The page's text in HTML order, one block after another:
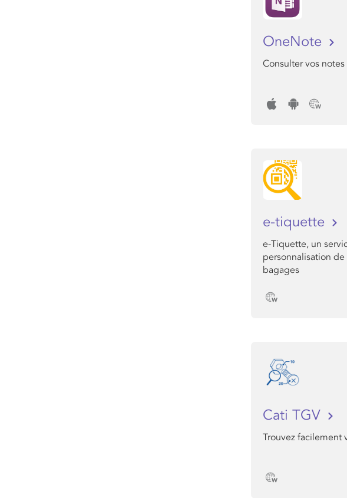
OneNote
Consulter vos notes
e-tiquette
e-Tiquette, un
personnalisation
bagages
Cati TGV
Trouvez facilement